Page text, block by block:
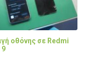
οθόνης σε Redmi
9